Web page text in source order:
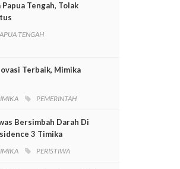
Tengah, Tolak
TENGAH
Terbaik, Mimika
PEMERINTAH
Bersimbah Darah Di
3 Timika
PERISTIWA